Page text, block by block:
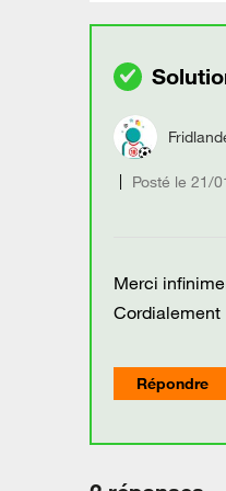
Posté le ‎21/
Merci
Cordialement
Répondre